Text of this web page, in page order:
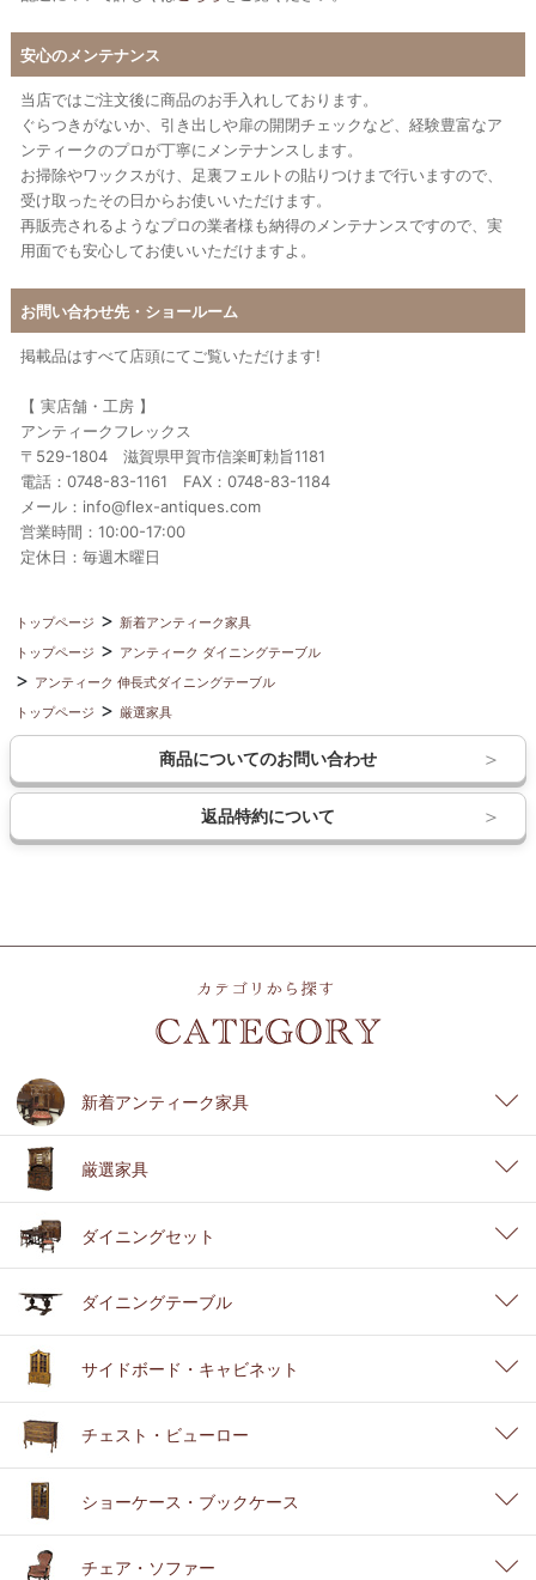
安心のメンテナンス
当店ではご注文後に商品のお手入れしております。
ぐらつきがないか、引き出しや扉の開閉チェックなど、経験豊富なア
ンティークのプロが丁寧にメンテナンスします。
お掃除やワックスがけ、足裏フェルトの貼りつけまで行いますので、
受け取ったその日からお使いいただけます。
再販売されるようなプロの業者様も納得のメンテナンスですので、実
用面でも安心してお使いいただけますよ。
お問い合わせ先・ショールーム
掲載品はすべて店頭にてご覧いただけます!
【 実店舗・工房 】
アンティークフレックス
〒529-1804 滋賀県甲賀市信楽町勅旨1181
電話：0748-83-1161 FAX：0748-83-1184
メール：info@flex-antiques.com
営業時間：10:00-17:00
定休日：毎週木曜日
トップページ
新着アンティーク家具
トップページ
アンティーク ダイニングテーブル
アンティーク 伸長式ダイニングテーブル
トップページ
厳選家具
商品についてのお問い合わせ
返品特約について
新着アンティーク家具
厳選家具
ダイニングセット
ダイニングテーブル
サイドボード・キャビネット
チェスト・ビューロー
ショーケース・ブックケース
チェア・ソファー